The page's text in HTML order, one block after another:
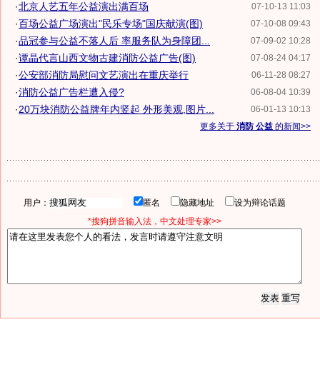
07-10-13 11:03
·北京人艺五年公益演出满百场
07-10-08 09:43
·百场公益广场演出"民乐专场"国庆献演(图)
07-09-02 10:28
·品冠参与公益不落人后 率服务队为身障团...
07-08-24 04:17
·谭晶代言山西文物古建消防公益广告(图)
06-11-28 08:27
·公安部消防局慰问文艺演出在重庆举行
06-08-04 10:39
·消防公益广告栏遭入侵?
06-01-13 10:13
·20万块消防公益牌年内竖起 外形美观,图片...
更多关于 消防 公益 的新闻>>
用户： 匿名 隐藏地址
设为辩论话题
*搜狗拼音输入法，中文处理专家>>